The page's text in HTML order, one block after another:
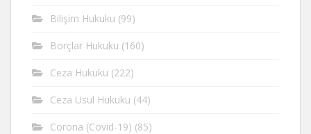
Bilişim Hukuku (99)
Borçlar Hukuku (160)
Ceza Hukuku (222)
Ceza Usul Hukuku (44)
Corona (Covid-19) (85)